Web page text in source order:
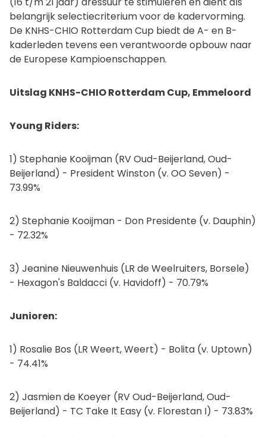
belangrijk selectiecriterium voor de kadervorming.
De KNHS-CHIO Rotterdam Cup biedt de A- en B-
kaderleden tevens een verantwoorde opbouw naar
de Europese Kampioenschappen.
Uitslag KNHS-CHIO Rotterdam Cup, Emmeloord
Young Riders:
1) Stephanie Kooijman (RV Oud-Beijerland, Oud-
Beijerland) - President Winston (v. OO Seven) -
73.99%
2) Stephanie Kooijman - Don Presidente (v. Dauphin)
- 72.32%
3) Jeanine Nieuwenhuis (LR de Weelruiters, Borsele)
- Hexagon's Baldacci (v. Havidoff) - 70.79%
Junioren:
1) Rosalie Bos (LR Weert, Weert) - Bolita (v. Uptown)
- 74.41%
2) Jasmien de Koeyer (RV Oud-Beijerland, Oud-
Beijerland) - TC Take It Easy (v. Florestan I) - 73.83%